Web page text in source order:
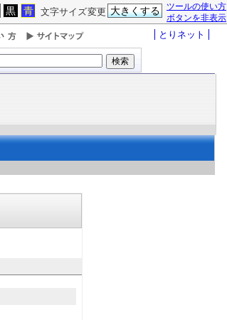
ツールの使い方
ボタンを非表示
文字サイズ変更 大きくする
黒 青
とりネット